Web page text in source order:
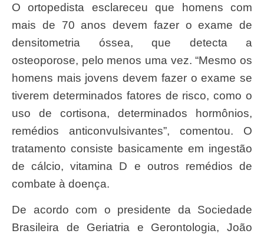
O ortopedista esclareceu que homens com
mais de 70 anos devem fazer o exame de
densitometria óssea, que detecta a
osteoporose, pelo menos uma vez. “Mesmo os
homens mais jovens devem fazer o exame se
tiverem determinados fatores de risco, como o
uso de cortisona, determinados hormônios,
remédios anticonvulsivantes”, comentou. O
tratamento consiste basicamente em ingestão
de cálcio, vitamina D e outros remédios de
combate à doença.
De acordo com o presidente da Sociedade
Brasileira de Geriatria e Gerontologia, João